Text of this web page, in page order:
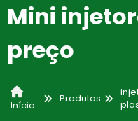
Mini
preço
Início
Produtos